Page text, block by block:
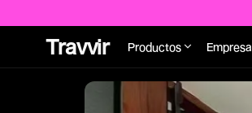
Travvir Productos Empresa